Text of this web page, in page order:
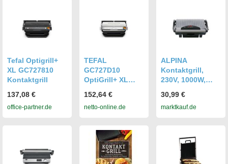
Tefal Optigrill+
XL GC727810
Kontaktgrill
137,08 €
office-partner.de
TEFAL
GC727D10
OptiGrill+ XL
152,64 €
netto-online.de
ALPINA
Kontaktgrill,
230V, 1000W,
30,99 €
marktkauf.de